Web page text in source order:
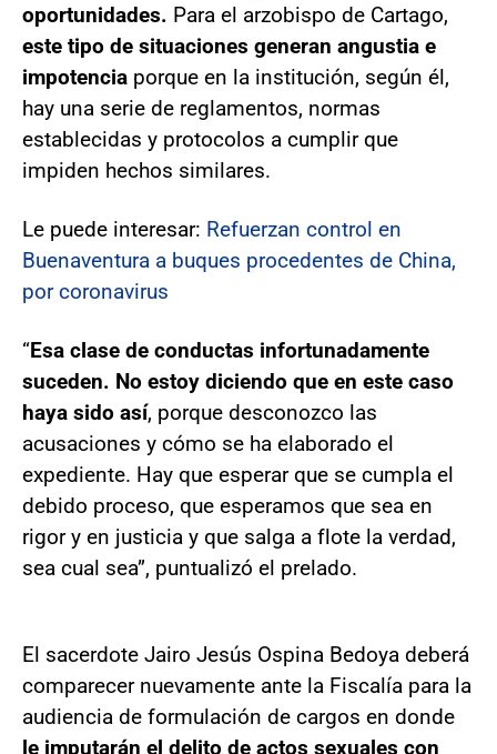
oportunidades. Para el arzobispo de Cartago,
este tipo de situaciones generan angustia e
impotencia porque en la institución, según él,
hay una serie de reglamentos, normas
establecidas y protocolos a cumplir que
impiden hechos similares.
Le puede interesar: Refuerzan control en
Buenaventura a buques procedentes de China,
por coronavirus
“Esa clase de conductas infortunadamente
suceden. No estoy diciendo que en este caso
haya sido así, porque desconozco las
acusaciones y cómo se ha elaborado el
expediente. Hay que esperar que se cumpla el
debido proceso, que esperamos que sea en
rigor y en justicia y que salga a flote la verdad,
sea cual sea”, puntualizó el prelado.
El sacerdote Jairo Jesús Ospina Bedoya deberá
comparecer nuevamente ante la Fiscalía para la
audiencia de formulación de cargos en donde
le imputarán el delito de actos sexuales con